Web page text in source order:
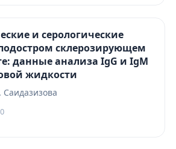
и серологические
склерозирующем
данные анализа IgG и IgM
жидкости